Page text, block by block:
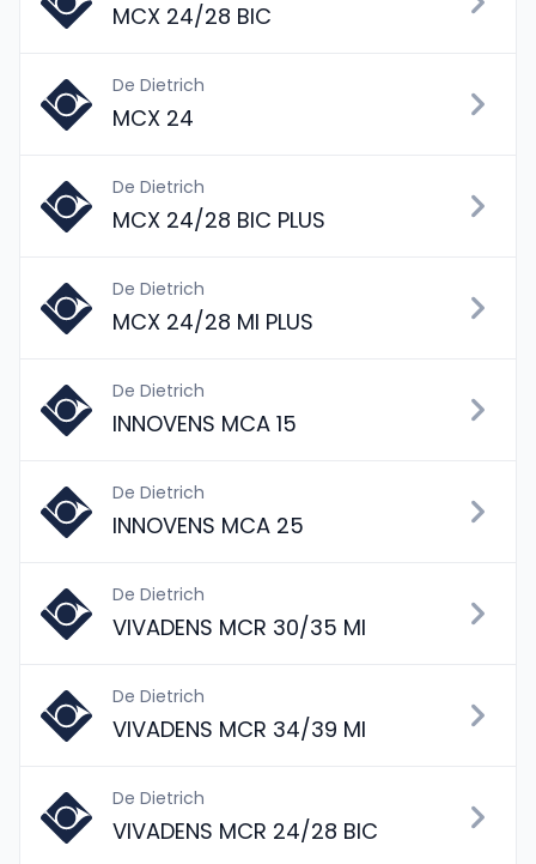
MCX 24/28 BIC
De Dietrich
MCX 24
De Dietrich
MCX 24/28 BIC PLUS
De Dietrich
MCX 24/28 MI PLUS
De Dietrich
INNOVENS MCA 15
De Dietrich
INNOVENS MCA 25
De Dietrich
VIVADENS MCR 30/35 MI
De Dietrich
VIVADENS MCR 34/39 MI
De Dietrich
VIVADENS MCR 24/28 BIC